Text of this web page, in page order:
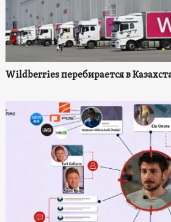
Wildberries перебирается в